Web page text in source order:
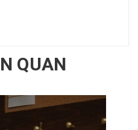
QUAN